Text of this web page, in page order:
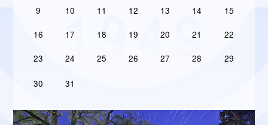
9 10 11 12 13 14 15
16 17 18 19 20 21 22
23 24 25 26 27 28 29
30 31